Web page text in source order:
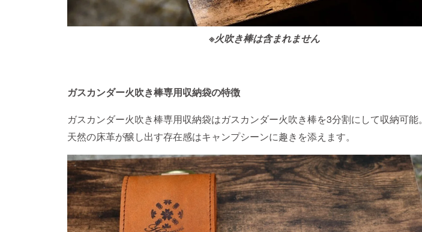
※火吹き棒は含まれません
ガスカンダー火吹き棒専用収納袋の特徴
ガスカンダー火吹き棒専用収納袋はガスカンダー火吹き棒を3分割にして収納可能。
天然の床革が醸し出す存在感はキャンプシーンに趣きを添えます。